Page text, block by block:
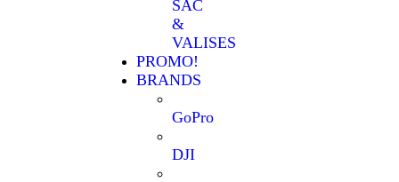
SAC
&
VALISES
PROMO!
BRANDS
GoPro
DJI